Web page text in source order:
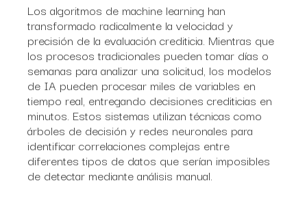
Los algoritmos de machine learning han
transformado radicalmente la velocidad y
precisión de la evaluación crediticia. Mientras que
los procesos tradicionales pueden tomar días o
semanas para analizar una solicitud, los modelos
de IA pueden procesar miles de variables en
tiempo real, entregando decisiones crediticias en
minutos. Estos sistemas utilizan técnicas como
árboles de decisión y redes neuronales para
identificar correlaciones complejas entre
diferentes tipos de datos que serían imposibles
de detectar mediante análisis manual.